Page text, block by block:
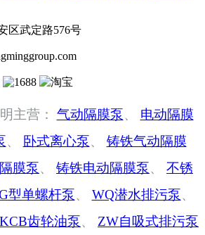
区武定路576号
主营： 气动隔膜泵、 电动隔膜
、 卧式离心泵、 铸铁气动隔膜
膜泵、 铸铁电动隔膜泵、 不锈
型单螺杆泵、 WQ潜水排污泵、
KCB齿轮油泵、 ZW自吸式排污泵